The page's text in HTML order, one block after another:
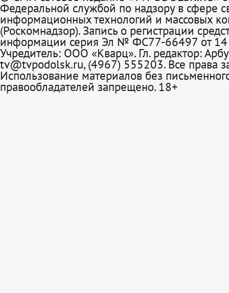
Федеральной службой по надзору в сфере
информационных технологий и массовых
(Роскомнадзор). Запись о регистрации
информации серия Эл № ФС77-66497 от 14
Учредитель: ООО «Кварц». Гл. редактор:
tv@tvpodolsk.ru, (4967) 555203. Все права
Использование материалов без
правообладателей запрещено. 18+